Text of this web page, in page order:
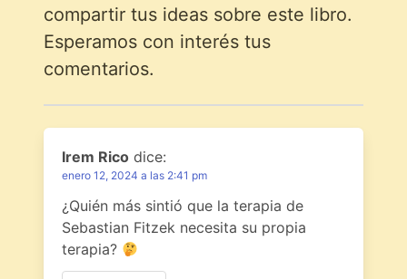
compartir tus ideas sobre este libro.
Esperamos con interés tus
comentarios.
Irem Rico dice:
enero 12, 2024 a las 2:41 pm
¿Quién más sintió que la terapia de
Sebastian Fitzek necesita su propia
terapia?